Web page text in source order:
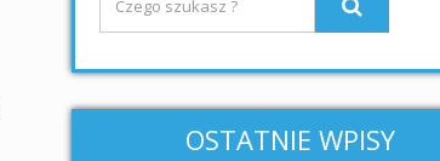
OSTATNIE WPISY